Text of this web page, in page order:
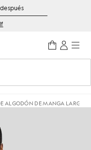
ALGODÓN DE MANGA LARGA